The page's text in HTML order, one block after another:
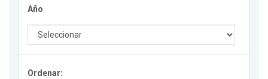
Año
Ordenar: